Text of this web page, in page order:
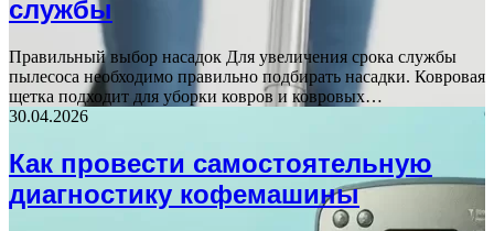
службы
Правильный выбор насадок Для увеличения срока службы
пылесоса необходимо правильно подбирать насадки. Ковровая
щетка подходит для уборки ковров и ковровых…
30.04.2026
Как провести самостоятельную
диагностику кофемашины